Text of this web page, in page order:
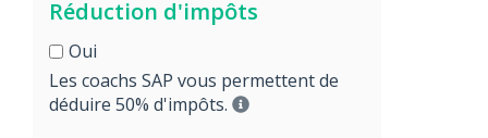
Réduction d'impôts
Oui
Les coachs SAP vous permettent de
déduire 50% d'impôts.